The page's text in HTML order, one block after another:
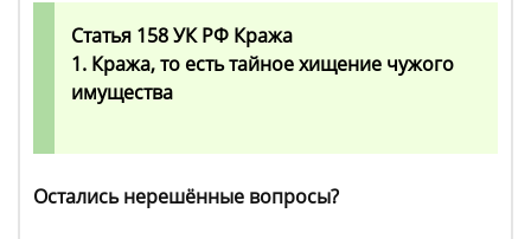
Статья 158 УК РФ Кража
1. Кража, то есть тайное хищение чужого
имущества
Остались нерешённые вопросы?